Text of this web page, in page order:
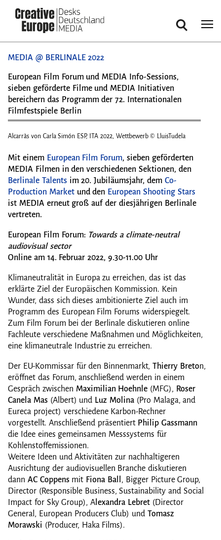
zum
Inhalt
Suche
MEDIA @ BERLINALE 2022
European Film Forum und MEDIA Info-Sessions,
sieben geförderte Filme und MEDIA Initiativen
bereichern das Programm der 72. Internationalen
Filmfestspiele Berlin
Alcarràs von Carla Simón ESP, ITA 2022, Wettbewerb © LluisTudela
Mit einem European Film Forum, sieben geförderten
MEDIA Filmen in den verschiedenen Sektionen, den
Berlinale Talents im 20. Jubiläumsjahr, dem Co-
Production Marketund den European Shooting Stars
ist MEDIA erneut groß auf der diesjährigen Berlinale
vertreten.
European Film Forum: Towards a climate-neutral
audiovisual sector
Online am 14. Februar 2022, 9.30-11.00 Uhr
Klimaneutralität in Europa zu erreichen, das ist das
erklärte Ziel der Europäischen Kommission. Kein
Wunder, dass sich dieses ambitionierte Ziel auch im
Programm des European Film Forums widerspiegelt.
Zum Film Forum bei der Berlinale diskutieren online
Fachleute verschiedene Maßnahmen und Möglichkeiten,
eine klimaneutrale Industrie zu erreichen.
Der EU-Kommissar für den Binnenmarkt, Thierry Breton,
eröffnet das Forum, anschließend werden in einem
Gespräch zwischen Maximilian Hoehnle (MFG), Roser
Canela Mas (Albert) und Luz Molina (Pro Malaga, and
Eureca project) verschiedene Karbon-Rechner
vorgestellt. Anschließend präsentiert Philip Gassmann
die Idee eines gemeinsamen Messsystems für
Kohlenstoffemissionen.
Weitere Ideen und Aktivitäten zur nachhaltigeren
Ausrichtung der audiovisuellen Branche diskutieren
dann AC Coppens mit Fiona Ball, Bigger Picture Group,
Director (Responsible Business, Sustainability and Social
Impact for Sky Group), Alexandra Lebret (Director
General, European Producers Club) und Tomasz
Morawski (Producer, Haka Films).